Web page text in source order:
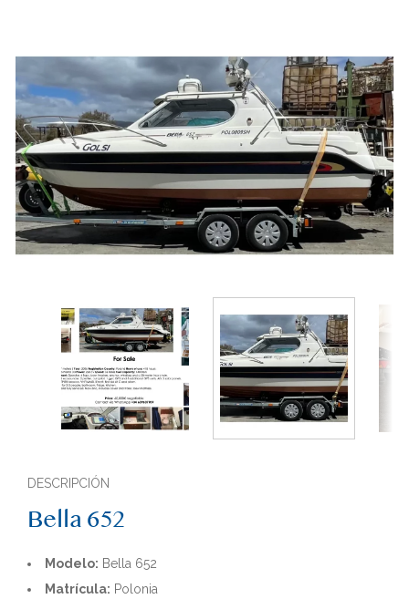
DESCRIPCIÓN
Bella 652
Modelo: Bella 652
Matrícula: Polonia